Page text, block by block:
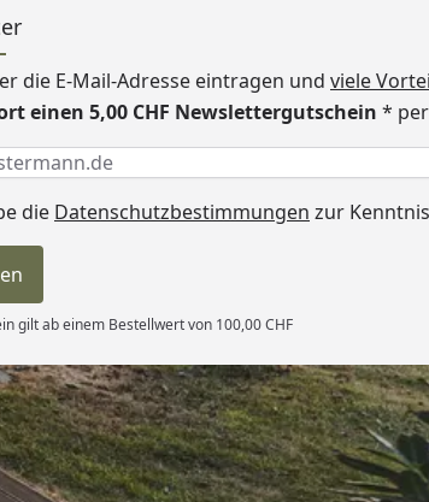
die E-Mail-Adresse eintragen und viele
einen 5,00 CHF Newslettergutschein *
erforderlich
die Datenschutzbestimmungen zur
gilt ab einem Bestellwert von 100,00 CHF